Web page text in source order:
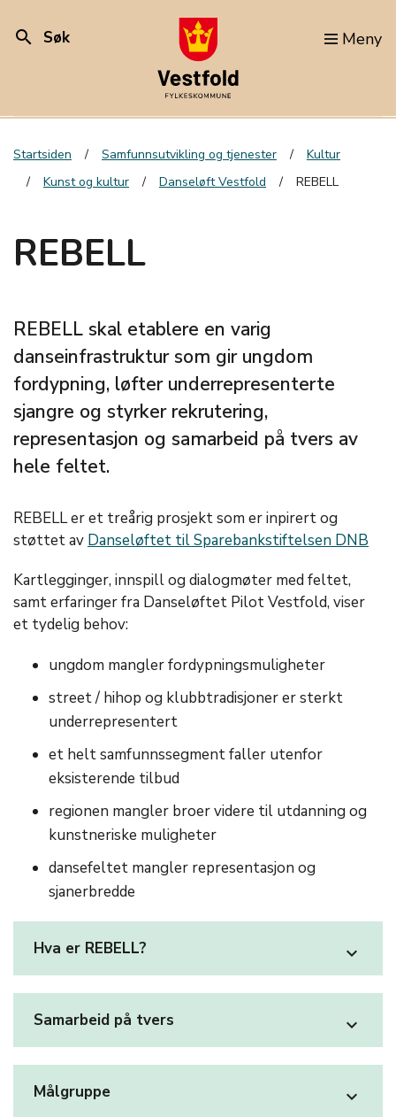
search Søk Meny
Startsiden Samfunnsutvikling og tjenester
Kultur
Kunst og kultur
Danseløft Vestfold REBELL
REBELL
REBELL skal etablere en varig
danseinfrastruktur som gir ungdom
fordypning, løfter underrepresenterte
sjangre og styrker rekrutering,
representasjon og samarbeid på tvers av
hele feltet.
REBELL er et treårig prosjekt som er inpirert og
støttet av Danseløftet til Sparebankstiftelsen DNB
Kartlegginger, innspill og dialogmøter med feltet,
samt erfaringer fra Danseløftet Pilot Vestfold, viser
et tydelig behov:
ungdom mangler fordypningsmuligheter
street / hihop og klubbtradisjoner er sterkt
underrepresentert
et helt samfunnssegment faller utenfor
eksisterende tilbud
regionen mangler broer videre til utdanning og
kunstneriske muligheter
dansefeltet mangler representasjon og
sjanerbredde
Hva er REBELL? expand_more
Samarbeid på tvers expand_more
Målgruppe expand_more